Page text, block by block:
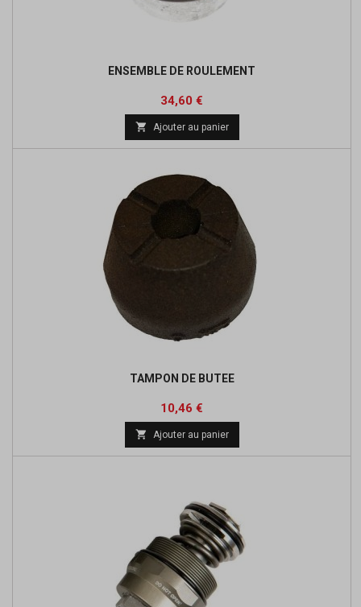
ENSEMBLE DE ROULEMENT
Prix
34,60 €
 Ajouter au panier
TAMPON DE BUTEE
Prix
10,46 €
 Ajouter au panier